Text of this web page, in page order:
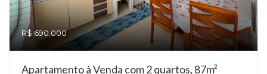
R$ 690.000
Apartamento à Venda com 2 quartos, 87m²